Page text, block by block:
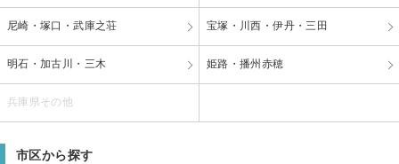
尼崎・塚口・武庫之荘 宝塚・川西・伊丹・三田
明石・加古川・三木 姫路・播州赤穂
兵庫県その他
市区から探す